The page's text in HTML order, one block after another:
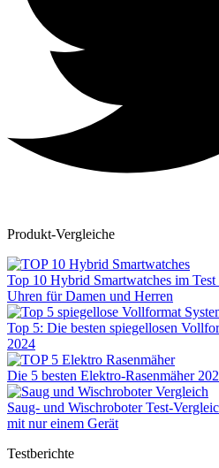
Produkt-Vergleiche
Top 10 Hybrid Smartwatches im
Uhren für Damen und Herren
Top 5: Die besten spiegellosen
2024
Die 5 besten Elektro-Rasenmäher
Saug- und Wischroboter Test-
mit nur einem Gerät
Testberichte